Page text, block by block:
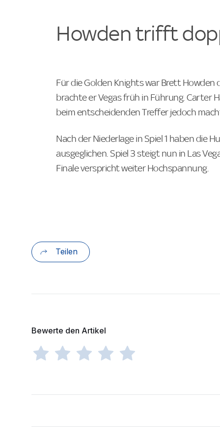
Howden trifft
Für die Golden Knights war Brett
brachte er Vegas früh in Führung. Carter
beim entscheidenden Treffer jedoch
Nach der Niederlage in Spiel 1 haben die
ausgeglichen. Spiel 3 steigt nun in Las
Finale verspricht weiter Hochspannung.
Teilen
Bewerte den Artikel